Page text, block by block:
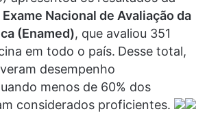
Exame Nacional de Avaliação da
(Enamed), que avaliou 351
em todo o país. Desse total,
desempenho
menos de 60% dos
considerados proficientes.